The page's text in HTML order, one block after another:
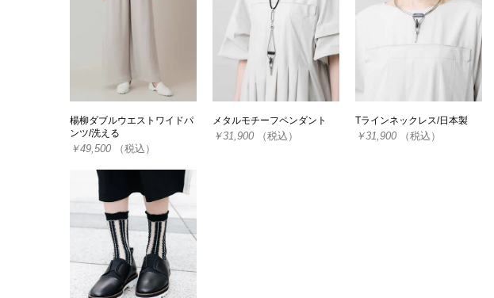
楊柳ダブルウエストワイドパ
ンツ/洗える
￥49,500 （税込）
メタルモチーフペンダント
￥31,900 （税込）
Tラインネックレス/日本製
￥31,900 （税込）